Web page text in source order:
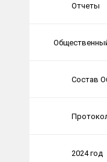
Отчеты
Состав
2024 год